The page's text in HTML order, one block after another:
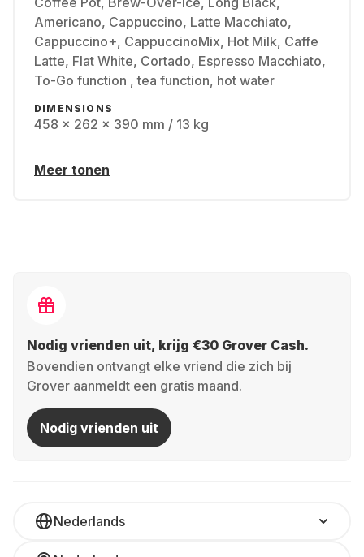
Americano, Cappuccino, Latte Macchiato,
Cappuccino+, CappuccinoMix, Hot Milk, Caffe
Latte, Flat White, Cortado, Espresso Macchiato,
To-Go function , tea function, hot water
DIMENSIONS
458 x 262 x 390 mm / 13 kg
Meer tonen
Nodig vrienden uit, krijg €30 Grover Cash.
Bovendien ontvangt elke vriend die zich bij
Grover aanmeldt een gratis maand.
Nodig vrienden uit
Nederlands